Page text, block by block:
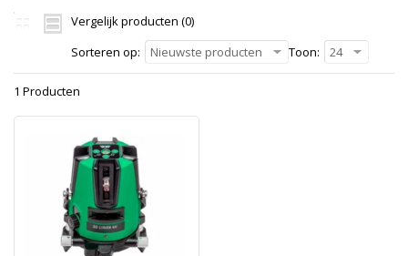
Vergelijk producten (0)
Sorteren op:
Nieuwste producten Toon: 24
1 Producten